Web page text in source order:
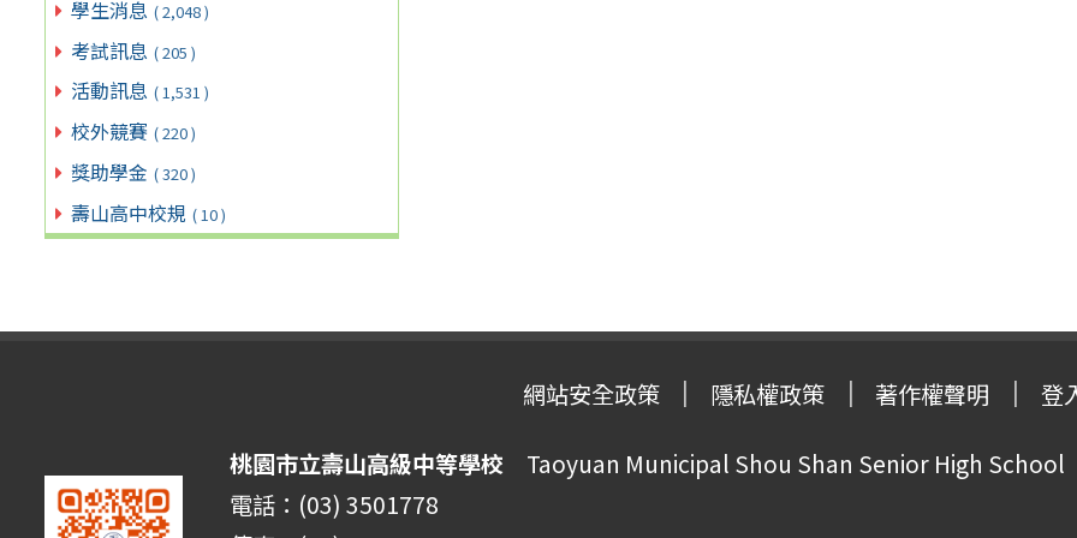
學生消息 ( 2,048 )
考試訊息 ( 205 )
活動訊息 ( 1,531 )
校外競賽 ( 220 )
獎助學金 ( 320 )
壽山高中校規 ( 10 )
網站安全政策 隱私權政策 著作權聲明 登
桃園市立壽山高級中等學校 Taoyuan Municipal Shou Shan Senior High School
電話：(03) 3501778